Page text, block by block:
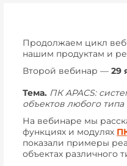
Продолжаем цикл
нашим продуктам и
Второй вебинар — 29
Тема. ПК APACS:
объектов любого
На вебинаре мы
функциях и модулях
показали примеры
объектах различного